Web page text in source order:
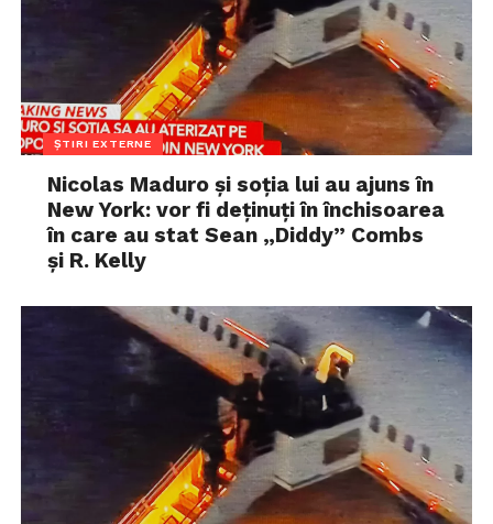
ȘTIRI EXTERNE
Nicolas Maduro și soția lui au ajuns în
New York: vor fi deținuți în închisoarea
în care au stat Sean „Diddy” Combs
și R. Kelly